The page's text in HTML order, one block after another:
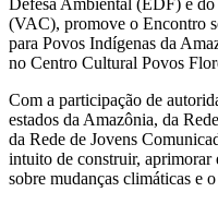
(VAC), promove o Encontro
para Povos Indígenas da
no Centro Cultural Povos
Com a participação de
estados da Amazônia, da
da Rede de Jovens
intuito de construir, aprimorar
sobre mudanças climáticas e